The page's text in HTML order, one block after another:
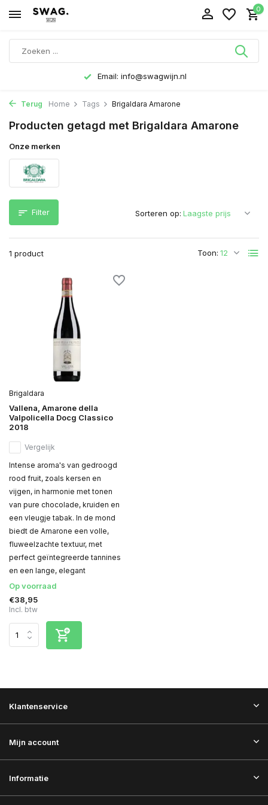
0
Email: info@swagwijn.nl
Terug Home Tags Brigaldara Amarone
Producten getagd met Brigaldara Amarone
Onze merken
Filter
1 product Toon:
Sorteren op:
Brigaldara
Vallena, Amarone della
Valpolicella Docg Classico
2018
Vergelijk
Intense aroma's van gedroogd
rood fruit, zoals kersen en
vijgen, in harmonie met tonen
van pure chocolade, kruiden en
een vleugje tabak. In de mond
biedt de Amarone een volle,
fluweelzachte textuur, met
perfect geïntegreerde tannines
en een lange, elegant
Op voorraad
€38,95
Incl. btw
Klantenservice
Mijn account
Informatie